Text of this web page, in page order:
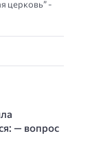
церковь” -
— вопрос